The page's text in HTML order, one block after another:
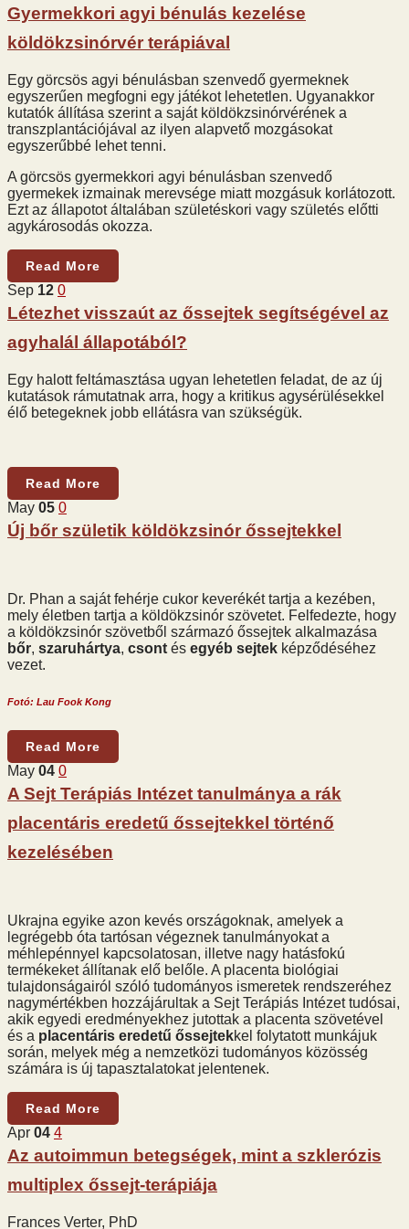
Gyermekkori agyi bénulás kezelése
köldökzsinórvér terápiával
Egy görcsös agyi bénulásban szenvedő gyermeknek
egyszerűen megfogni egy játékot lehetetlen. Ugyanakkor
kutatók állítása szerint a saját köldökzsinórvérének a
transzplantációjával az ilyen alapvető mozgásokat
egyszerűbbé lehet tenni.
A görcsös gyermekkori agyi bénulásban szenvedő
gyermekek izmainak merevsége miatt mozgásuk korlátozott.
Ezt az állapotot általában születéskori vagy születés előtti
agykárosodás okozza.
Read More
Sep 12 0
Létezhet visszaút az őssejtek segítségével az
agyhalál állapotából?
Egy halott feltámasztása ugyan lehetetlen feladat, de az új
kutatások rámutatnak arra, hogy a kritikus agysérülésekkel
élő betegeknek jobb ellátásra van szükségük.
Read More
May 05 0
Új bőr születik köldökzsinór őssejtekkel
Dr. Phan a saját fehérje cukor keverékét tartja a kezében,
mely életben tartja a köldökzsinór szövetet. Felfedezte, hogy
a köldökzsinór szövetből származó őssejtek alkalmazása
bőr, szaruhártya, csont és egyéb sejtek képződéséhez
vezet.
Fotó: Lau Fook Kong
Read More
May 04 0
A Sejt Terápiás Intézet tanulmánya a rák
placentáris eredetű őssejtekkel történő
kezelésében
Ukrajna egyike azon kevés országoknak, amelyek a
legrégebb óta tartósan végeznek tanulmányokat a
méhlepénnyel kapcsolatosan, illetve nagy hatásfokú
termékeket állítanak elő belőle. A placenta biológiai
tulajdonságairól szóló tudományos ismeretek rendszeréhez
nagymértékben hozzájárultak a Sejt Terápiás Intézet tudósai,
akik egyedi eredményekhez jutottak a placenta szövetével
és a placentáris eredetű őssejtekkel folytatott munkájuk
során, melyek még a nemzetközi tudományos közösség
számára is új tapasztalatokat jelentenek.
Read More
Apr 04 4
Az autoimmun betegségek, mint a szklerózis
multiplex őssejt-terápiája
Frances Verter, PhD